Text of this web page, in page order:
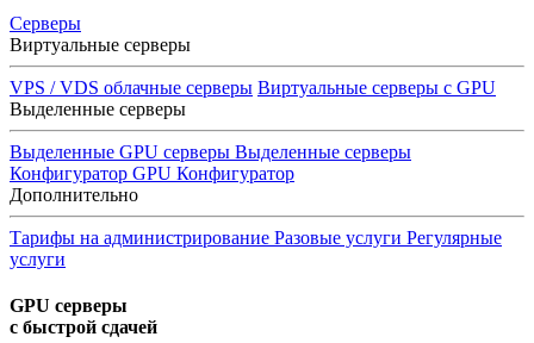
Серверы
Виртуальные серверы
VPS / VDS облачные серверы Виртуальные серверы с GPU
Выделенные серверы
Выделенные GPU серверы Выделенные серверы
Конфигуратор GPU Конфигуратор
Дополнительно
Тарифы на администрирование Разовые услуги Регулярные
услуги
GPU серверы
с быстрой сдачей